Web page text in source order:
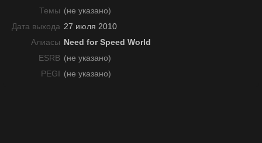
Темы (не указано)
Дата выхода 27 июля 2010
Алиасы Need for Speed World
ESRB (не указано)
PEGI (не указано)